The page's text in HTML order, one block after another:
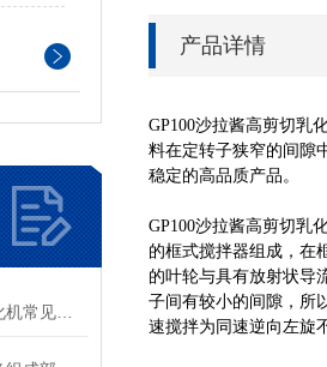
产品详情
GP100沙拉酱高剪切乳
料在定转子狭窄的间隙
稳定的高品质产品。
GP100沙拉酱高剪切乳
的框式搅拌器组成，在
的叶轮与具有放射状导
子间有较小的间隙，所
速搅拌为同速逆向左旋